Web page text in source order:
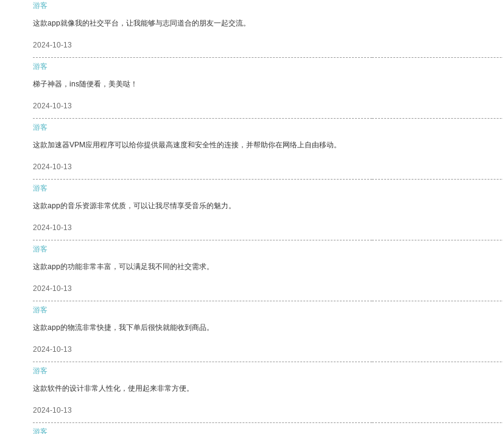
游客
这款app就像我的社交平台，让我能够与志同道合的朋友一起交流。
2024-10-13
游客
梯子神器，ins随便看，美美哒！
2024-10-13
游客
这款加速器VPM应用程序可以给你提供最高速度和安全性的连接，并帮助你在网络上自由移动。
2024-10-13
游客
这款app的音乐资源非常优质，可以让我尽情享受音乐的魅力。
2024-10-13
游客
这款app的功能非常丰富，可以满足我不同的社交需求。
2024-10-13
游客
这款app的物流非常快捷，我下单后很快就能收到商品。
2024-10-13
游客
这款软件的设计非常人性化，使用起来非常方便。
2024-10-13
游客